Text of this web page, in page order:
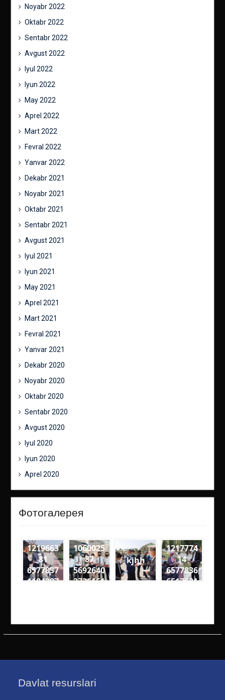
Noyabr 2022
Oktabr 2022
Sentabr 2022
Avgust 2022
Iyul 2022
Iyun 2022
May 2022
Aprel 2022
Mart 2022
Fevral 2022
Yanvar 2022
Dekabr 2021
Noyabr 2021
Oktabr 2021
Sentabr 2021
Avgust 2021
Iyul 2021
Iyun 2021
May 2021
Aprel 2021
Mart 2021
Fevral 2021
Yanvar 2021
Dekabr 2020
Noyabr 2020
Oktabr 2020
Sentabr 2020
Avgust 2020
Iyul 2020
Iyun 2020
Aprel 2020
Фотогалерея
1219663
81
6577837
1184297
64734 n
1060025
87
5692640
2736161
99951 n
kjhh
1217774
14
6577836
6517631
73813 n
Davlat resurslari